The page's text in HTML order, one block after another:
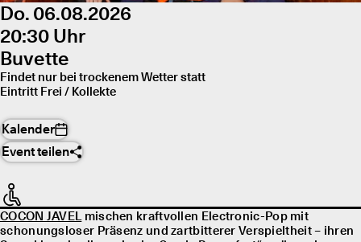
Do. 06.08.2026
20:30 Uhr
Buvette
Findet nur bei trockenem Wetter statt
Eintritt Frei / Kollekte
Kalender
Event teilen
COCON JAVELmischen kraftvollen Electronic-Pop mit
schonungsloser Präsenz und zartbitterer Verspieltheit – ihren